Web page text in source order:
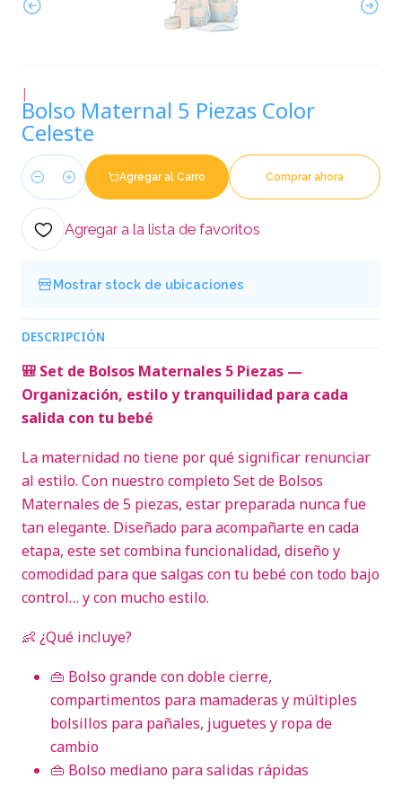
|
Bolso Maternal 5 Piezas Color
Celeste
Cantidad
Agregar al Carro Comprar ahora
Agregar a la lista de favoritos
Mostrar stock de ubicaciones
DESCRIPCIÓN
🎒 Set de Bolsos Maternales 5 Piezas —
Organización, estilo y tranquilidad para cada
salida con tu bebé
La maternidad no tiene por qué significar renunciar
al estilo. Con nuestro completo Set de Bolsos
Maternales de 5 piezas, estar preparada nunca fue
tan elegante. Diseñado para acompañarte en cada
etapa, este set combina funcionalidad, diseño y
comodidad para que salgas con tu bebé con todo bajo
control… y con mucho estilo.
👶 ¿Qué incluye?
👜 Bolso grande con doble cierre,
compartimentos para mamaderas y múltiples
bolsillos para pañales, juguetes y ropa de
cambio
👜 Bolso mediano para salidas rápidas